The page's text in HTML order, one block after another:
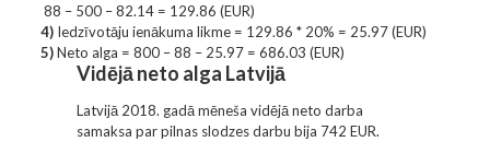
88 – 500 – 82.14 = 129.86 (EUR)
4)Iedzīvotāju ienākuma likme = 129.86 * 20% = 25.97 (EUR)
5)Neto alga = 800 – 88 – 25.97 = 686.03 (EUR)
Vidējā neto alga Latvijā
Latvijā 2018. gadā mēneša vidējā neto darba
samaksa par pilnas slodzes darbu bija 742 EUR.